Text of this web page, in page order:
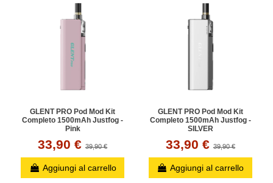
GLENT PRO Pod Mod Kit
Completo 1500mAh Justfog -
Pink
33,90 €39,90 €
Aggiungi al carrello
GLENT PRO Pod Mod Kit
Completo 1500mAh Justfog -
SILVER
33,90 € 39,90 €
Aggiungi al carrello